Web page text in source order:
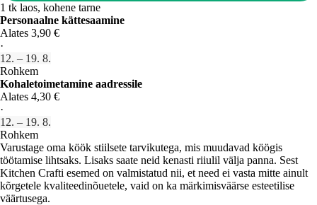
1 tk laos, kohene tarne
Personaalne kättesaamine
Alates 3,90 €
·
12. – 19. 8.
Rohkem
Kohaletoimetamine aadressile
Alates 4,30 €
·
12. – 19. 8.
Rohkem
Varustage oma köök stiilsete tarvikutega, mis muudavad köögis
töötamise lihtsaks. Lisaks saate neid kenasti riiulil välja panna. Sest
Kitchen Crafti esemed on valmistatud nii, et need ei vasta mitte ainult
kõrgetele kvaliteedinõuetele, vaid on ka märkimisväärse esteetilise
väärtusega.